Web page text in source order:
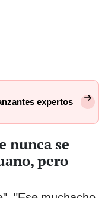
expertos
nunca se
pero